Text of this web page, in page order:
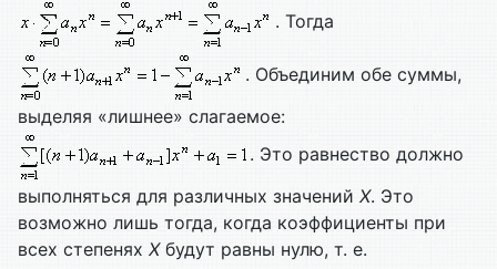
. Тогда
. Объединим обе суммы,
выделяя «лишнее» слагаемое:
. Это равнество должно
выполняться для различных значений X. Это
возможно лишь тогда, когда коэффициенты при
всех степенях Xбудут равны нулю, т. е.